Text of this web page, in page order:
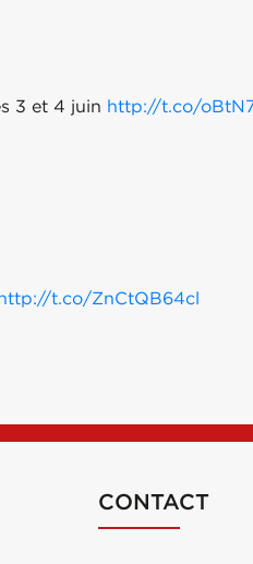
3 et 4 juin http://t.co/
t.co/ZnCtQB64cl
CONTACT